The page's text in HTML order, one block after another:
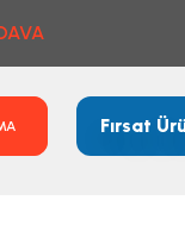
Fırsat